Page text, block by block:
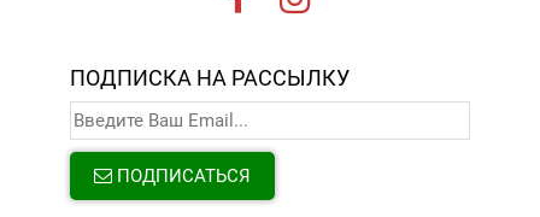
ПОДПИСКА НА РАССЫЛКУ
ПОДПИСАТЬСЯ